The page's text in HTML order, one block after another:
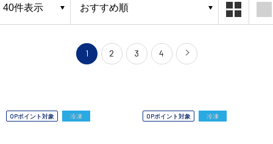
1 2 3 4
OPポイント対象 冷凍 OPポイント対象 冷凍